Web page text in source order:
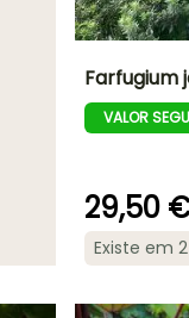
Altura à
maturidade
Período de
Outubro à
Farfugium
VALOR
29,50
Existe em